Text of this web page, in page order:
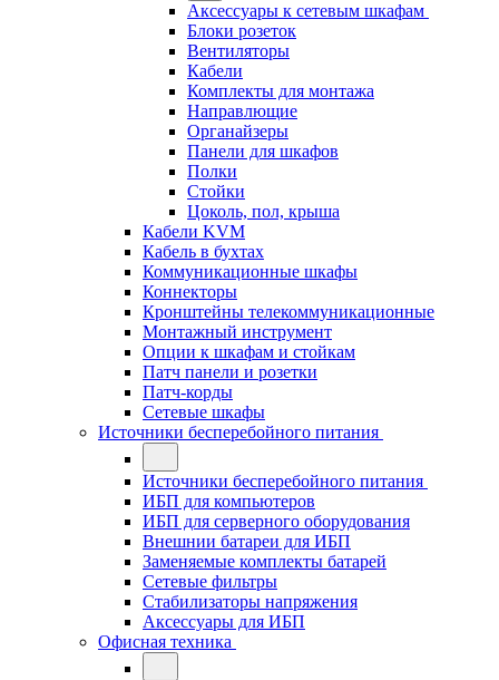
Аксессуары к сетевым шкафам
Блоки розеток
Вентиляторы
Кабели
Комплекты для монтажа
Направлющие
Органайзеры
Панели для шкафов
Полки
Стойки
Цоколь, пол, крыша
Кабели KVM
Кабель в бухтах
Коммуникационные шкафы
Коннекторы
Кронштейны телекоммуникационные
Монтажный инструмент
Опции к шкафам и стойкам
Патч панели и розетки
Патч-корды
Сетевые шкафы
Источники бесперебойного питания
Источники бесперебойного питания
ИБП для компьютеров
ИБП для серверного оборудования
Внешнии батареи для ИБП
Заменяемые комплекты батарей
Сетевые фильтры
Стабилизаторы напряжения
Аксессуары для ИБП
Офисная техника